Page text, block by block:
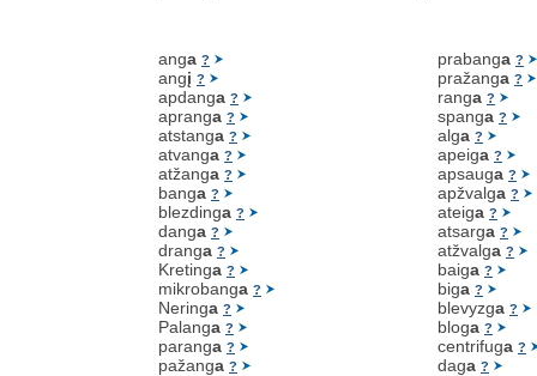
anga ?
angį ?
apdanga ?
apranga ?
atstanga ?
atvanga ?
atžanga ?
banga ?
blezdinga ?
danga ?
dranga ?
Kretinga ?
mikrobanga ?
Neringa ?
Palanga ?
paranga ?
pažanga ?
prabanga ?
pražanga ?
ranga ?
spanga ?
alga ?
apeiga ?
apsauga ?
apžvalga ?
ateiga ?
atsarga ?
atžvalga ?
baiga ?
biga ?
blevyzga ?
bloga ?
centrifuga ?
daga ?